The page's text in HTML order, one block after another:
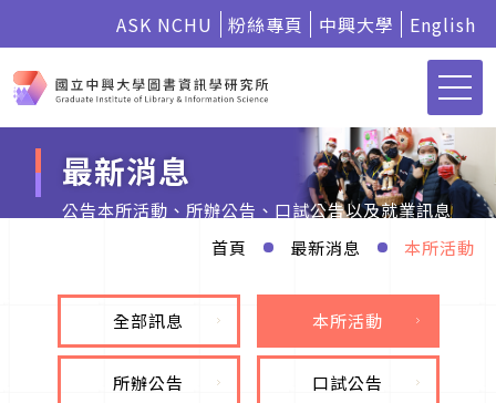
ASK NCHU 粉絲專頁 中興大學 English
最新消息
公告本所活動、所辦公告、口試公告以及就業訊息
首頁
最新消息 本所活動
全部訊息 本所活動
所辦公告 口試公告